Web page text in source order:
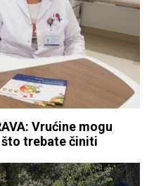
Vrućine mogu
trebate činiti